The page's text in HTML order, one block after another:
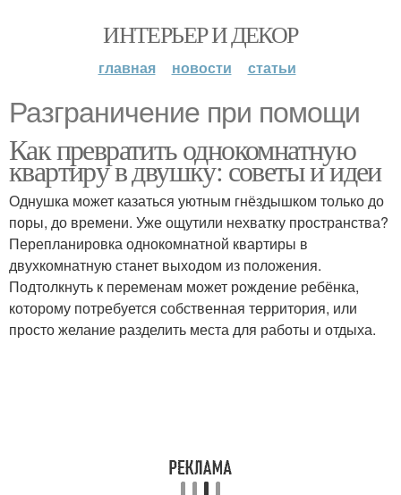
ИНТЕРЬЕР И ДЕКОР
главная новости статьи
Разграничение при помощи
Как превратить однокомнатную
квартиру в двушку: советы и идеи
Однушка может казаться уютным гнёздышком только до
поры, до времени. Уже ощутили нехватку пространства?
Перепланировка однокомнатной квартиры в
двухкомнатную станет выходом из положения.
Подтолкнуть к переменам может рождение ребёнка,
которому потребуется собственная территория, или
просто желание разделить места для работы и отдыха.